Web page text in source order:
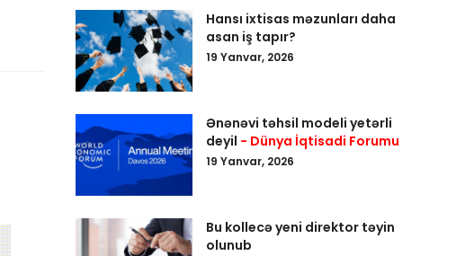
Hansı ixtisas məzunları daha
asan iş tapır?
19 Yanvar, 2026
Ənənəvi təhsil modeli yetərli
deyil - Dünya İqtisadi Forumu
19 Yanvar, 2026
Bu kollecə yeni direktor təyin
olunub